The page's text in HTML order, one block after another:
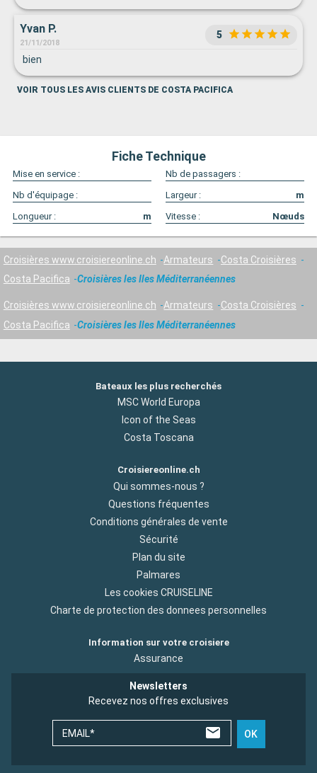
Yvan P.
21/11/2018
5
bien
VOIR TOUS LES AVIS CLIENTS DE COSTA PACIFICA
Fiche Technique
Mise en service :
Nb de passagers :
Nb d'équipage :
Largeur :
m
Longueur :
m Vitesse : Nœuds
Croisières www.croisiereonline.ch Armateurs
Costa Croisières
Costa Pacifica
Croisières les Iles Méditerranéennes
Croisières www.croisiereonline.ch Armateurs
Costa Croisières
Costa Pacifica
Croisières les Iles Méditerranéennes
Bateaux les plus recherchés
MSC World Europa
Icon of the Seas
Costa Toscana
Croisiereonline.ch
Qui sommes-nous ?
Questions fréquentes
Conditions générales de vente
Sécurité
Plan du site
Palmares
Les cookies CRUISELINE
Charte de protection des donnees personnelles
Information sur votre croisiere
Assurance
Newsletters
Recevez nos offres exclusives
EMAIL* OK